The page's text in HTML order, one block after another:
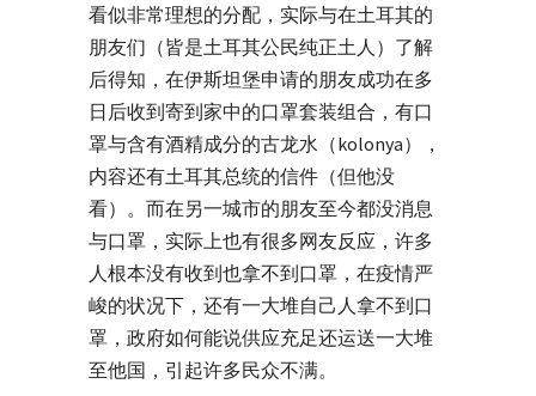
看似非常理想的分配，实际与在土耳其的
朋友们（皆是土耳其公民纯正土人）了解
后得知，在伊斯坦堡申请的朋友成功在多
日后收到寄到家中的口罩套装组合，有口
罩与含有酒精成分的古龙水（kolonya），
内容还有土耳其总统的信件（但他没
看）。而在另一城市的朋友至今都没消息
与口罩，实际上也有很多网友反应，许多
人根本没有收到也拿不到口罩，在疫情严
峻的状况下，还有一大堆自己人拿不到口
罩，政府如何能说供应充足还运送一大堆
至他国，引起许多民众不满。